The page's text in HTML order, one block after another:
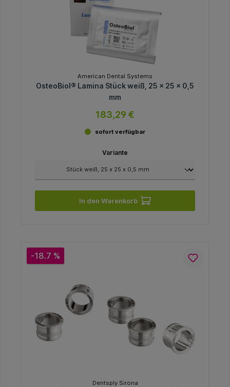
American Dental Systems
OsteoBiol® Lamina Stück weiß, 25 x 25 x 0,5
mm
183,29 €
sofort verfügbar
Variante
In den Warenkorb
-18.7 %
Dentsply Sirona